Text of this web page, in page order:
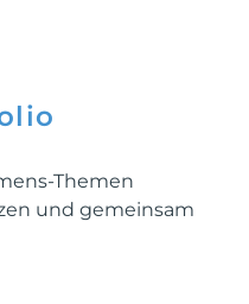
Themen
und gemeinsam